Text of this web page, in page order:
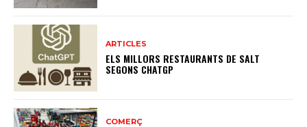
ARTICLES
ELS MILLORS RESTAURANTS DE SALT
SEGONS CHATGP
COMERÇ